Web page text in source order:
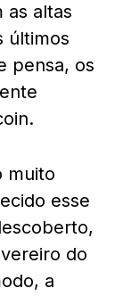
as altas
últimos
pensa, os
muito
esse
do
a